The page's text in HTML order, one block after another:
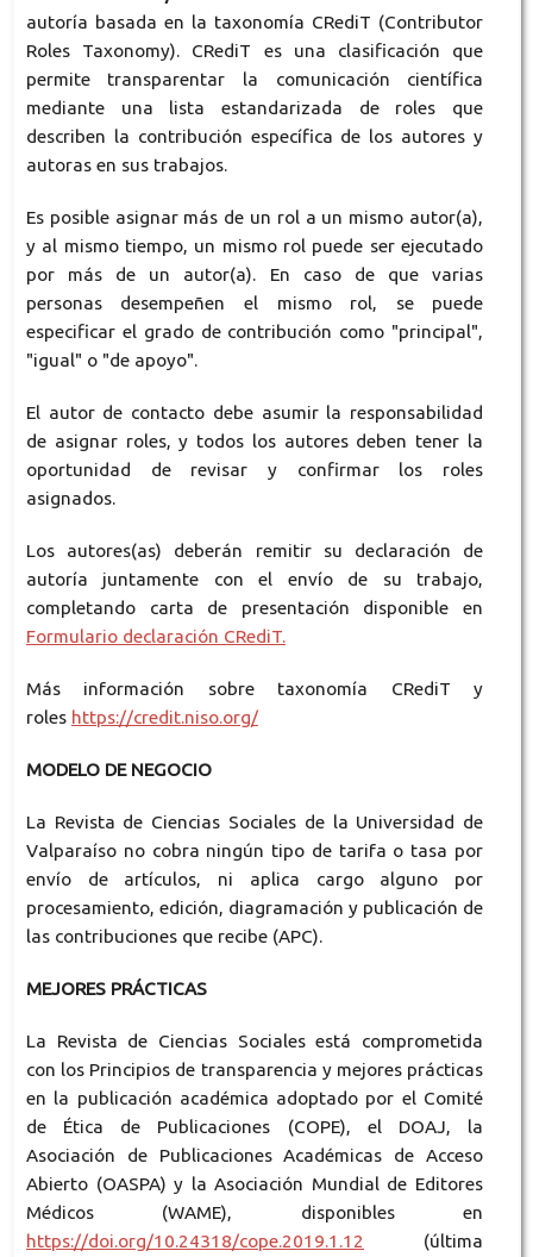
autoría basada en la taxonomía CRediT (Contributor
Roles Taxonomy). CRediT es una clasificación que
permite transparentar la comunicación científica
mediante una lista estandarizada de roles que
describen la contribución específica de los autores y
autoras en sus trabajos.
Es posible asignar más de un rol a un mismo autor(a),
y al mismo tiempo, un mismo rol puede ser ejecutado
por más de un autor(a). En caso de que varias
personas desempeñen el mismo rol, se puede
especificar el grado de contribución como "principal",
"igual" o "de apoyo".
El autor de contacto debe asumir la responsabilidad
de asignar roles, y todos los autores deben tener la
oportunidad de revisar y confirmar los roles
asignados.
Los autores(as) deberán remitir su declaración de
autoría juntamente con el envío de su trabajo,
completando carta de presentación disponible en
Formulario declaración CRediT.
Más información sobre taxonomía CRediT y
roles https://credit.niso.org/
MODELO DE NEGOCIO
La Revista de Ciencias Sociales de la Universidad de
Valparaíso no cobra ningún tipo de tarifa o tasa por
envío de artículos, ni aplica cargo alguno por
procesamiento, edición, diagramación y publicación de
las contribuciones que recibe (APC).
MEJORES PRÁCTICAS
La Revista de Ciencias Sociales está comprometida
con los Principios de transparencia y mejores prácticas
en la publicación académica adoptado por el Comité
de Ética de Publicaciones (COPE), el DOAJ, la
Asociación de Publicaciones Académicas de Acceso
Abierto (OASPA) y la Asociación Mundial de Editores
Médicos (WAME), disponibles en
https://doi.org/10.24318/cope.2019.1.12
(última